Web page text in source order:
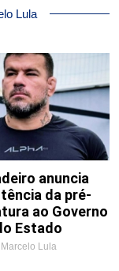
Lula
anuncia
da pré-
ao Governo
Estado
Marcelo Lula